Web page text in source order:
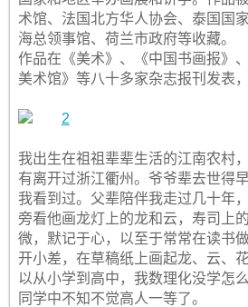
术馆、法国北方华人协会、泰国国
海总领事馆、荷兰市政府等收藏。
作品在《美术》、《中国书画报》
美术馆》等八十多家杂志报刊发表
我出生在祖祖辈辈生活的江南农村
有离开过浙江衢州。爷爷辈去世得
我看到过。父辈陪伴我走过几十年
旁看他画龙灯上的龙和云，寿司上
微，默记于心，以至于常常在读书
开小差，在草稿纸上画起龙、云、
以从小学到高中，我数理化没学怎
同学中不知不觉高人一等了。